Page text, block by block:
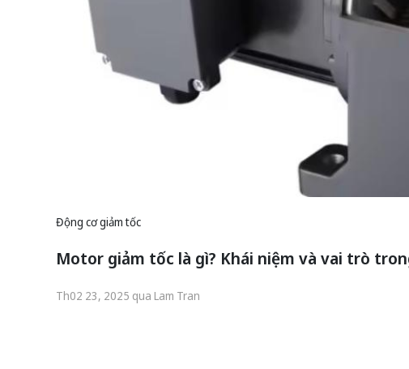
Động cơ giảm tốc
Motor giảm tốc là gì? Khái niệm và vai trò
Th02 23, 2025 qua Lam Tran